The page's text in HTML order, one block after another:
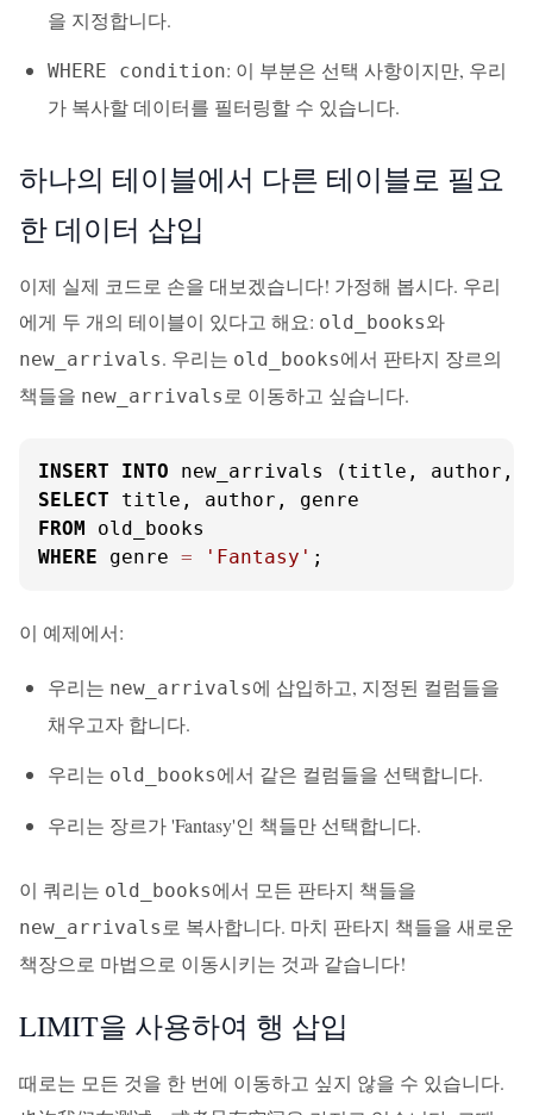
을 지정합니다.
WHERE condition: 이 부분은 선택 사항이지만, 우리
가 복사할 데이터를 필터링할 수 있습니다.
하나의 테이블에서 다른 테이블로 필요
한 데이터 삽입
이제 실제 코드로 손을 대보겠습니다! 가정해 봅시다. 우리
에게 두 개의 테이블이 있다고 해요: old_books와
new_arrivals. 우리는 old_books에서 판타지 장르의
책들을 new_arrivals 로 이동하고 싶습니다.
INSERT
INTO
SELECT
FROM
WHERE genre = 'Fantasy' ;
이 예제에서:
우리는 new_arrivals에 삽입하고, 지정된 컬럼들을
채우고자 합니다.
우리는 old_books에서 같은 컬럼들을 선택합니다.
우리는 장르가 'Fantasy'인 책들만 선택합니다.
이 쿼리는 old_books에서 모든 판타지 책들을
new_arrivals 로 복사합니다. 마치 판타지 책들을 새로운
책장으로 마법으로 이동시키는 것과 같습니다!
LIMIT을 사용하여 행 삽입
때로는 모든 것을 한 번에 이동하고 싶지 않을 수 있습니다.